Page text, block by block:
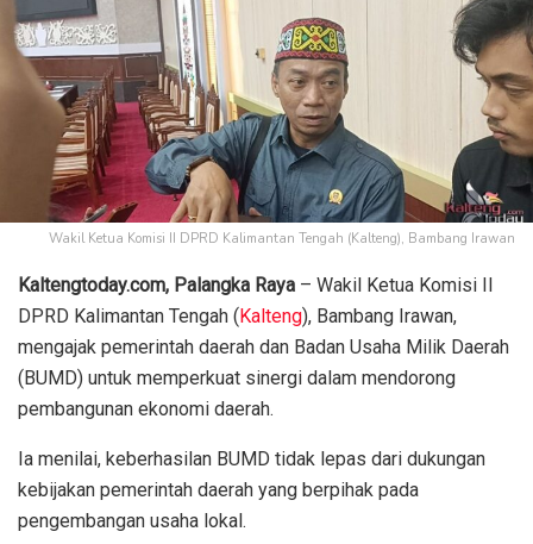
Wakil Ketua Komisi II DPRD Kalimantan Tengah (Kalteng), Bambang Irawan
Kaltengtoday.com, Palangka Raya – Wakil Ketua Komisi II
DPRD Kalimantan Tengah (Kalteng), Bambang Irawan,
mengajak pemerintah daerah dan Badan Usaha Milik Daerah
(BUMD) untuk memperkuat sinergi dalam mendorong
pembangunan ekonomi daerah.
Ia menilai, keberhasilan BUMD tidak lepas dari dukungan
kebijakan pemerintah daerah yang berpihak pada
pengembangan usaha lokal.